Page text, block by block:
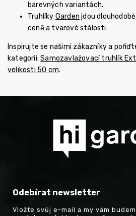
barevných variantách.
Truhlíky Garden jdou
ceně a tvarové stálosti.
Inspirujte se našimi zákazníky a
kategorii:Samozavlažovací truhlík
velikosti 50 cm.
Odebírat newsletter
Vložte svůj e-mail a my vám